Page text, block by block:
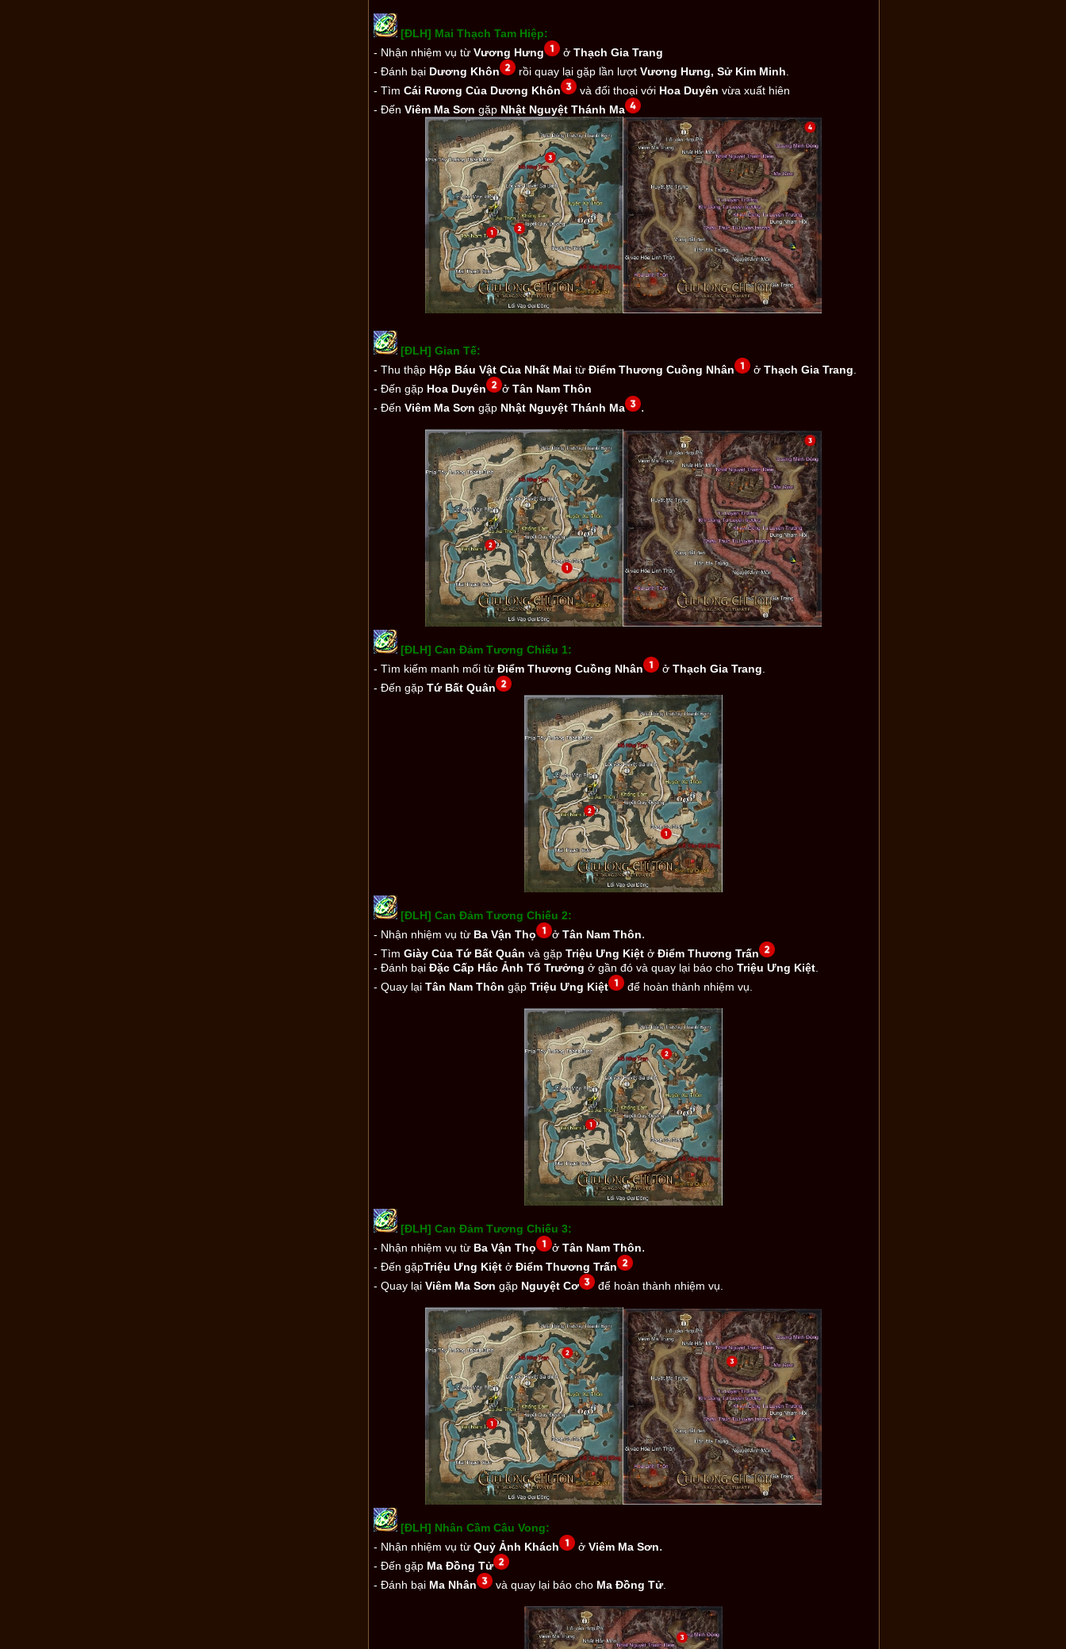
[ĐLH] Mai Thạch Tam Hiệp:
- Nhận nhiệm vụ từVương Hưng ở Thạch Gia Trang
- Đánh bại Dương Khôn rồi quay lại gặp lần lượtVương Hưng, Sử Kim Minh
- TìmCái Rương Của Dương Khôn và đối thoại với Hoa Duyên vừa xuất hiên
- ĐếnViêm Ma Sơn gặp Nhật Nguyệt Thánh Ma
[ĐLH] Gian Tế:
- Thu thập Hộp Báu Vật Của Nhất MaitừĐiểm Thương Cuồng Nhân ởThạch Gia Trang.
- Đến gặp Hoa Duyên ởTân Nam Thôn
- ĐếnViêm Ma Sơn gặp Nhật Nguyệt Thánh Ma .
[ĐLH] Can Đảm Tương Chiếu 1:
- Tìm kiếm manh mối từĐiểm Thương Cuồng Nhân ởThạch Gia Trang.
- Đến gặpTứ Bất Quân
[ĐLH] Can Đảm Tương Chiếu 2:
- Nhận nhiệm vụ từ Ba Vận Thọ ởTân Nam Thôn.
- TìmGiày Của Tứ Bất Quân và gặpTriệu Ưng KiệtởĐiểm Thương Trấn
- Đánh bạiĐặc Cấp Hắc Ảnh Tổ Trưởng ở gần đó và quay lại báo choTriệu Ưng Kiệt.
- Quay lạiTân Nam Thôn gặpTriệu Ưng Kiệt để hoàn thành nhiệm vụ.
[ĐLH] Can Đảm Tương Chiếu 3:
- Nhận nhiệm vụ từ Ba Vận Thọ ởTân Nam Thôn.
- ĐếngặpTriệu Ưng KiệtởĐiểm Thương Trấn
- Quay lạiViêm Ma Sơn gặp Nguyệt Cơ để hoàn thành nhiệm vụ.
[ĐLH] Nhân Cầm Câu Vong:
- Nhận nhiệm vụ từQuỷ Ảnh Khách ởViêm Ma Sơn.
- Đếngặp Ma Đồng Tử
- Đánh bại Ma Nhân và quay lại báo cho Ma Đồng Tử.